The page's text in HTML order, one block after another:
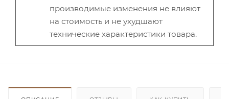
производимые изменения не влияют
на стоимость и не ухудшают
технические характеристики товара.